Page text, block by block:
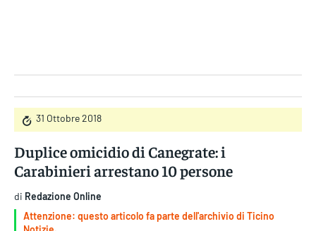
31 Ottobre 2018
Duplice omicidio di Canegrate: i
Carabinieri arrestano 10 persone
di Redazione Online
Attenzione: questo articolo fa parte dell'archivio di Ticino